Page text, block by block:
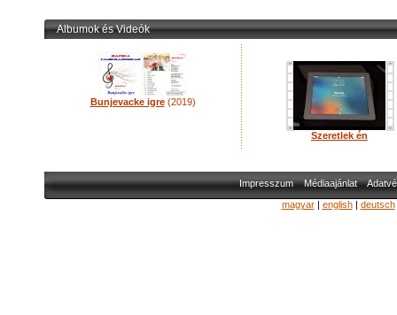
Albumok és Videók
Bunjevacke igre(2019)
Szeretlek én
Impresszum Médiaajánlat
magyar| english| deutsch